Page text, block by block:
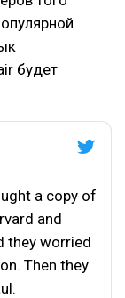
будет
a copy of
and
they worried
Then they